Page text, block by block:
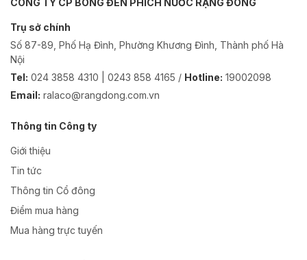
CÔNG TY CP BÓNG ĐÈN PHÍCH NƯỚC RẠNG ĐÔNG
Trụ sở chính
Số 87-89, Phố Hạ Đình, Phường Khương Đình, Thành phố Hà
Nội
Tel: 024 3858 4310 | 0243 858 4165 / Hotline: 19002098
Email: ralaco@rangdong.com.vn
Thông tin Công ty
Giới thiệu
Tin tức
Thông tin Cổ đông
Điểm mua hàng
Mua hàng trực tuyến